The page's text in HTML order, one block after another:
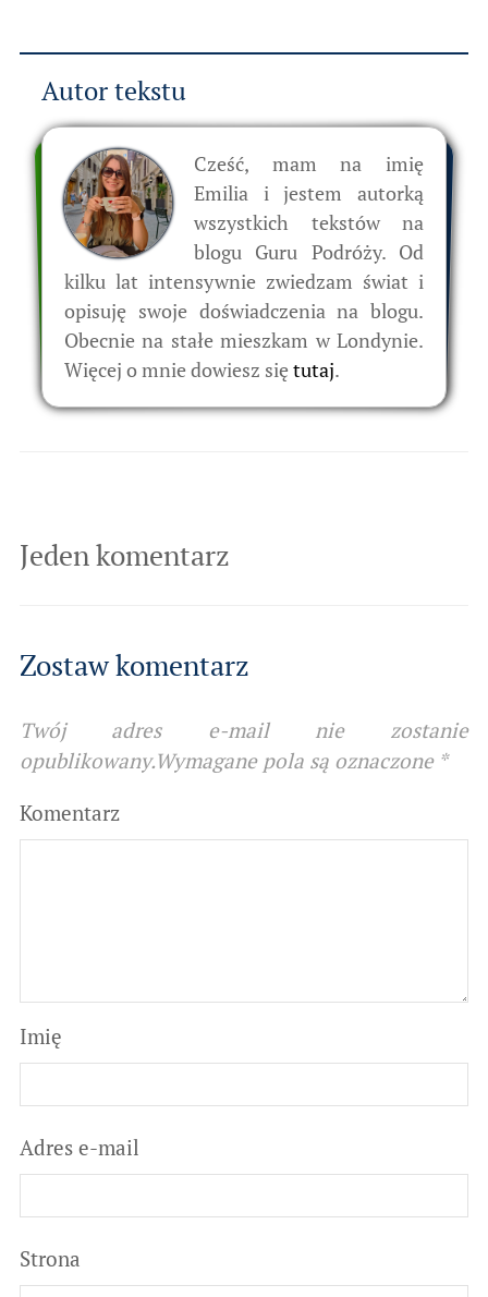
Autor tekstu
Cześć, mam na imię
Emilia i jestem autorką
wszystkich tekstów na
blogu Guru Podróży. Od
kilku lat intensywnie zwiedzam świat i
opisuję swoje doświadczenia na blogu.
Obecnie na stałe mieszkam w Londynie.
Więcej o mnie dowiesz się tutaj.
Jeden komentarz
Zostaw komentarz
Twój adres e-mail nie zostanie
opublikowany.Wymagane pola są oznaczone *
Komentarz
Imię
Adres e-mail
Strona